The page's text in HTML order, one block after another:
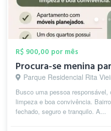
R$ 900,00 por mês
Procura-se menina
Parque Residencial Rita
Busco uma pessoa responsável,
limpeza e boa convivência.
fechado, seguro e tranquilo. A...